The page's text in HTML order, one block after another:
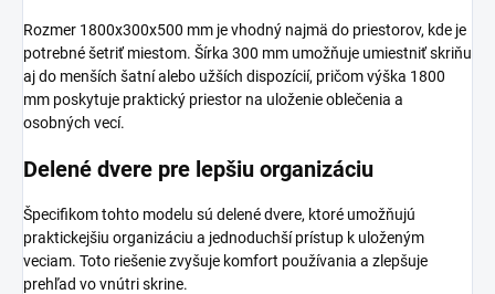
Rozmer 1800x300x500 mm je vhodný najmä do priestorov, kde je
potrebné šetriť miestom. Šírka 300 mm umožňuje umiestniť skriňu
aj do menších šatní alebo užších dispozícií, pričom výška 1800
mm poskytuje praktický priestor na uloženie oblečenia a
osobných vecí.
Delené dvere pre lepšiu organizáciu
Špecifikom tohto modelu sú delené dvere, ktoré umožňujú
praktickejšiu organizáciu a jednoduchší prístup k uloženým
veciam. Toto riešenie zvyšuje komfort používania a zlepšuje
prehľad vo vnútri skrine.